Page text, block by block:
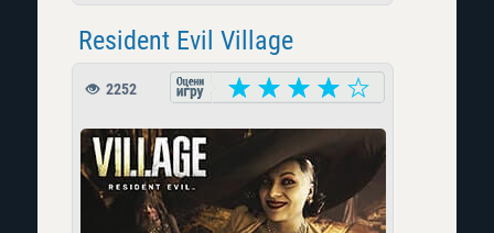
Resident Evil Village
2252